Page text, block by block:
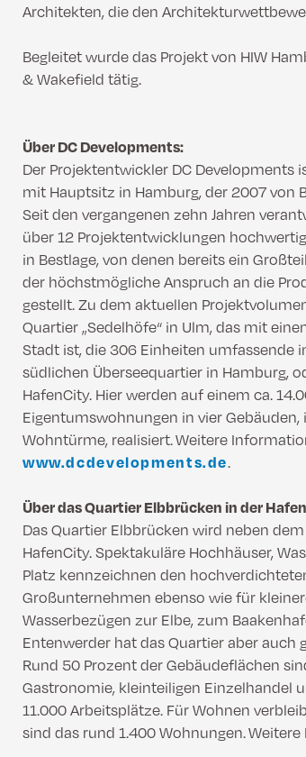
Architekten, die den
Begleitet wurde das Projekt von HIW
& Wakefield tätig.
Über DC Developments:
Der Projektentwickler DC
mit Hauptsitz in Hamburg, der 2007 von
Seit den vergangenen zehn Jahren
über 12 Projektentwicklungen
in Bestlage, von denen bereits ein
der höchstmögliche Anspruch an die
gestellt. Zu dem aktuellen
Quartier „Sedelhöfe“ in Ulm, das mit
Stadt ist, die 306 Einheiten umfassende
südlichen Überseequartier in Hamburg,
HafenCity. Hier werden auf einem ca.
Eigentumswohnungen in vier
Wohntürme, realisiert. Weitere
www.dcdevelopments.de.
Über das Quartier Elbbrücken in der
Das Quartier Elbbrücken wird neben
HafenCity. Spektakuläre Hochhäuser,
Platz kennzeichnen den
Großunternehmen ebenso wie für
Wasserbezügen zur Elbe, zum
Entenwerder hat das Quartier aber
Rund 50 Prozent der Gebäudeflächen
Gastronomie, kleinteiligen Einzelhandel
11.000 Arbeitsplätze. Für Wohnen
sind das rund 1.400 Wohnungen.